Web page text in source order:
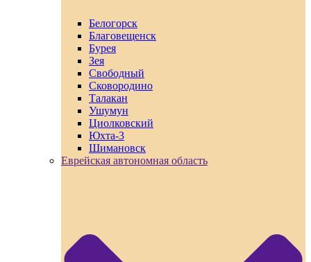
Белогорск
Благовещенск
Бурея
Зея
Свободный
Сковородино
Талакан
Ушумун
Циолковский
Юхта-3
Шимановск
Еврейская автономная область